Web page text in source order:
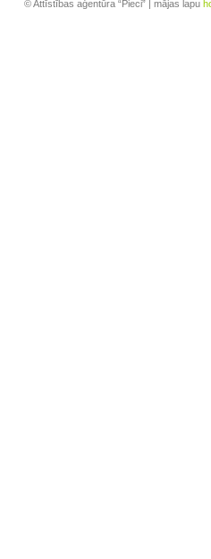
© Attīstības aģentūra “Pieci” | mājas lapu